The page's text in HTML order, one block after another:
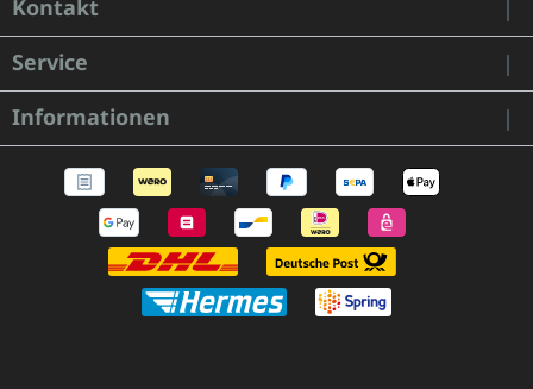
Kontakt
Service
Informationen